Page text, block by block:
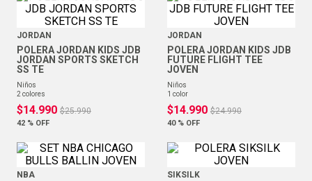
JORDAN
POLERA JORDAN KIDS JDB
JORDAN SPORTS SKETCH
SS TE
niños
2 colores
$14.990 $25.990
42 % OFF
JORDAN
POLERA JORDAN KIDS JDB
FUTURE FLIGHT TEE
JOVEN
niños
1 color
$14.990 $24.990
40 % OFF
NBA SIKSILK